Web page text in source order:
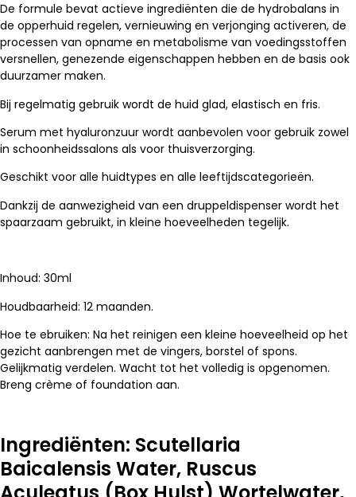
De formule bevat actieve ingrediënten die de hydrobalans in
de opperhuid regelen, vernieuwing en verjonging activeren, de
processen van opname en metabolisme van voedingsstoffen
versnellen, genezende eigenschappen hebben en de basis ook
duurzamer maken.
Bij regelmatig gebruik wordt de huid glad, elastisch en fris.
Serum met hyaluronzuur wordt aanbevolen voor gebruik zowel
in schoonheidssalons als voor thuisverzorging.
Geschikt voor alle huidtypes en alle leeftijdscategorieën.
Dankzij de aanwezigheid van een druppeldispenser wordt het
spaarzaam gebruikt, in kleine hoeveelheden tegelijk.
Inhoud: 30ml
Houdbaarheid: 12 maanden.
Hoe te ebruiken: Na het reinigen een kleine hoeveelheid op het
gezicht aanbrengen met de vingers, borstel of spons.
Gelijkmatig verdelen. Wacht tot het volledig is opgenomen.
Breng crème of foundation aan.
Ingrediënten: Scutellaria
Baicalensis Water, Ruscus